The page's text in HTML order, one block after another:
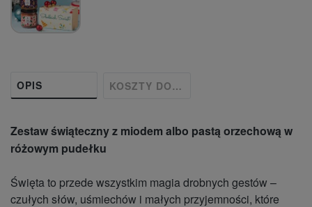
OPIS KOSZTY DOSTAWY
Zestaw świąteczny z miodem albo pastą orzechową w
różowym pudełku
Święta to przede wszystkim magia drobnych gestów –
czułych słów, uśmiechów i małych przyjemności, które